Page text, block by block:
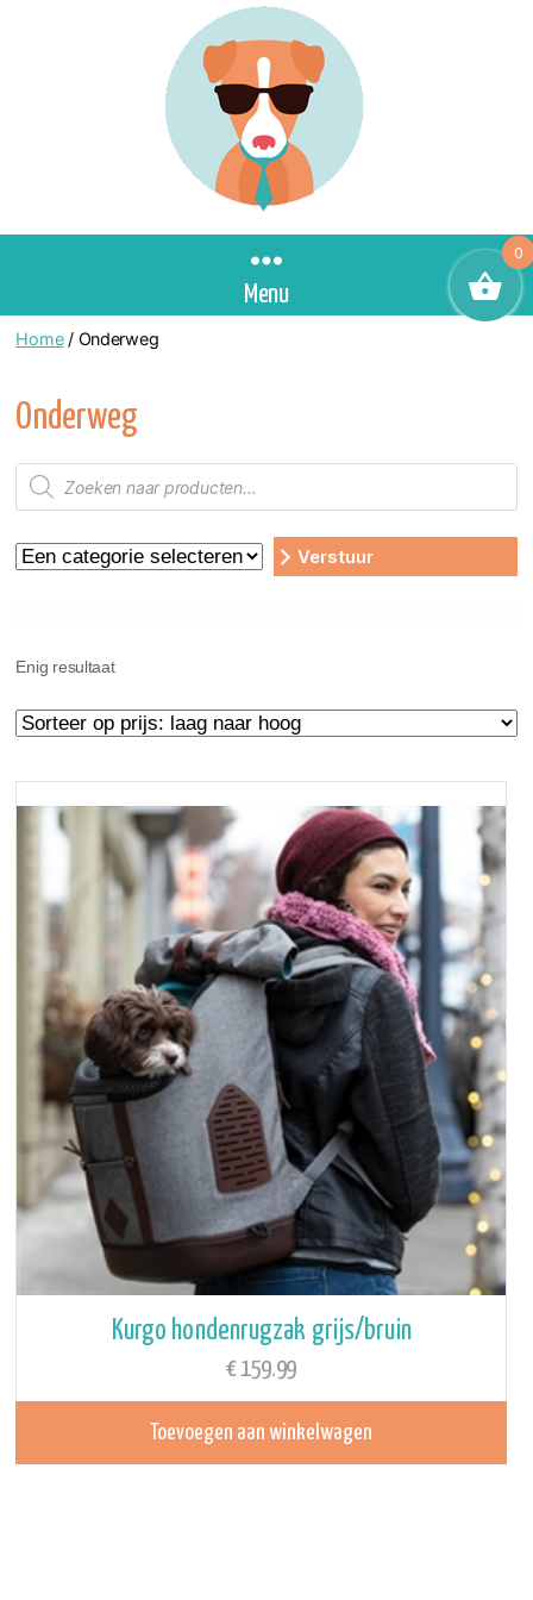
Menu
Home/ Onderweg
Onderweg
Producten
zoeken
Een
categorie
Enig resultaat
Kurgo hondenrugzak grijs/bruin
€ 159.99
Toevoegen aan winkelwagen
0